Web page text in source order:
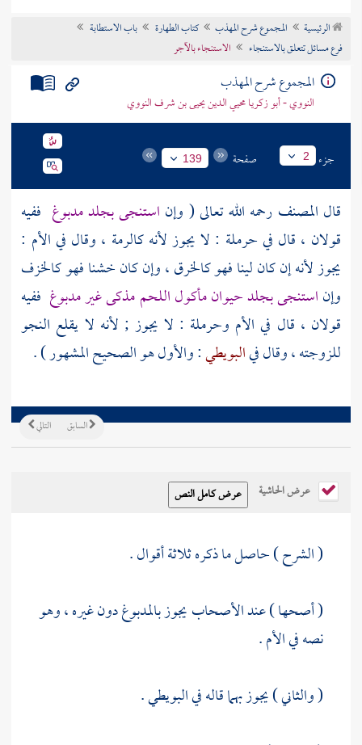
تراجم الأعلام
الرئيسية المجموع شرح المهذب كتاب الطهارة
باب الاستطابة
فرع مسائل تتعلق بالاستنجاء
الاستنجاء بالآجر
المجموع شرح المهذب
النووي - أبو زكريا محيي الدين يحيى بن شرف النووي
جزء 2 صفحة 139
قال المصنف رحمه الله تعالى ( وإن استنجى بجلد مدبوغ ففيه
قولان ، قال فيحرملة : لا يجوز لأنه كالرمة ، وقال في الأم :
يجوز لأنه إن كان لينا فهو كالخرق ، وإن كان خشنا فهو كالخزف
وإناستنجى بجلد حيوان مأكول اللحم مذكى غير مدبوغ ففيه
قولان ، قال في الأم وحرملة : لا يجوز ; لأنه لا يقلع النجو
للزوجته ، وقال فيالبويطي: والأول هو الصحيح المشهور ) .
التالي السابق
عرض الحاشية
( الشرح ) حاصل ما ذكره ثلاثة أقوال .
( أصحها ) عند الأصحاب يجوز بالمدبوغ دون غيره ، وهو
نصه في الأم .
( والثاني ) يجوز بهما قاله فيالبويطي.